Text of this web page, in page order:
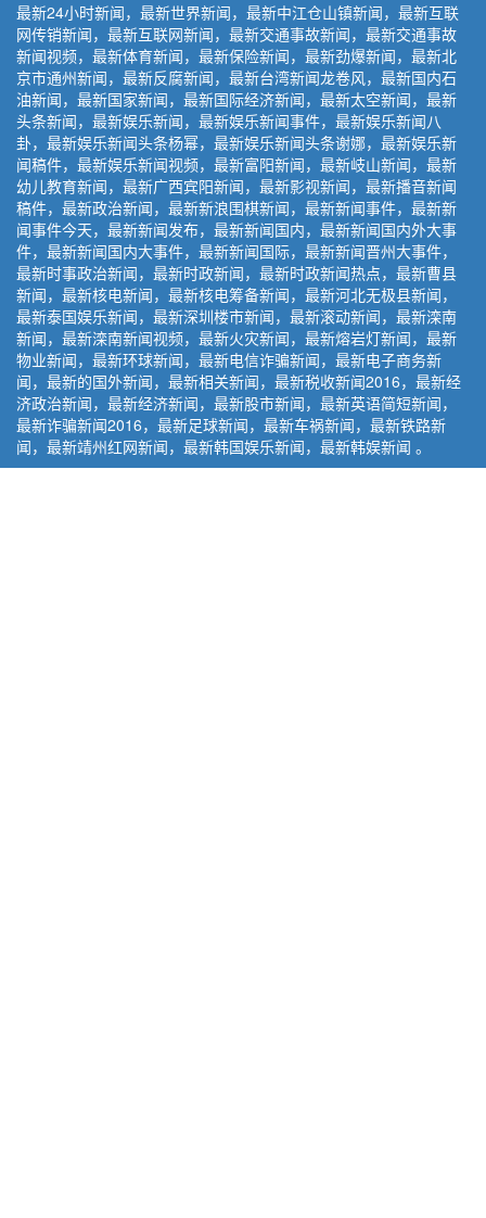
最新24小时新闻，最新世界新闻，最新中江仓山镇新闻，最新互联
网传销新闻，最新互联网新闻，最新交通事故新闻，最新交通事故
新闻视频，最新体育新闻，最新保险新闻，最新劲爆新闻，最新北
京市通州新闻，最新反腐新闻，最新台湾新闻龙卷风，最新国内石
油新闻，最新国家新闻，最新国际经济新闻，最新太空新闻，最新
头条新闻，最新娱乐新闻，最新娱乐新闻事件，最新娱乐新闻八
卦，最新娱乐新闻头条杨幂，最新娱乐新闻头条谢娜，最新娱乐新
闻稿件，最新娱乐新闻视频，最新富阳新闻，最新岐山新闻，最新
幼儿教育新闻，最新广西宾阳新闻，最新影视新闻，最新播音新闻
稿件，最新政治新闻，最新新浪围棋新闻，最新新闻事件，最新新
闻事件今天，最新新闻发布，最新新闻国内，最新新闻国内外大事
件，最新新闻国内大事件，最新新闻国际，最新新闻晋州大事件，
最新时事政治新闻，最新时政新闻，最新时政新闻热点，最新曹县
新闻，最新核电新闻，最新核电筹备新闻，最新河北无极县新闻，
最新泰国娱乐新闻，最新深圳楼市新闻，最新滚动新闻，最新滦南
新闻，最新滦南新闻视频，最新火灾新闻，最新熔岩灯新闻，最新
物业新闻，最新环球新闻，最新电信诈骗新闻，最新电子商务新
闻，最新的国外新闻，最新相关新闻，最新税收新闻2016，最新经
济政治新闻，最新经济新闻，最新股市新闻，最新英语简短新闻，
最新诈骗新闻2016，最新足球新闻，最新车祸新闻，最新铁路新
闻，最新靖州红网新闻，最新韩国娱乐新闻，最新韩娱新闻 。